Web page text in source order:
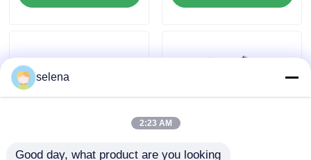
মামলা
পাওয়ার সাপ্লাই মডিউল
selena
2:23 AM
Good day, what product are you looking